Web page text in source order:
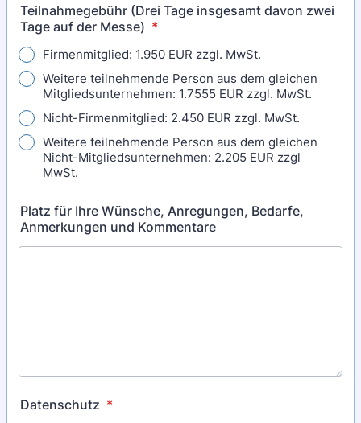
Teilnahmegebühr (Drei Tage insgesamt davon zwei
Tage auf der Messe) *
Firmenmitglied: 1.950 EUR zzgl. MwSt.
Weitere teilnehmende Person aus dem gleichen
Mitgliedsunternehmen: 1.7555 EUR zzgl. MwSt.
Nicht-Firmenmitglied: 2.450 EUR zzgl. MwSt.
Weitere teilnehmende Person aus dem gleichen
Nicht-Mitgliedsunternehmen: 2.205 EUR zzgl
MwSt.
Platz für Ihre Wünsche, Anregungen, Bedarfe,
Anmerkungen und Kommentare
Datenschutz *